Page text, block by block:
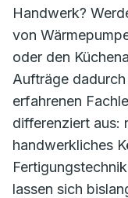
Handwerk?
von
oder den
Aufträge
erfahrenen
differenziert aus:
handwerkliches
lassen sich